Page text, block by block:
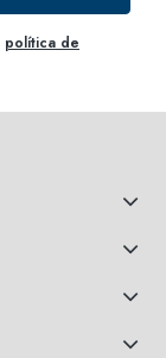
política de